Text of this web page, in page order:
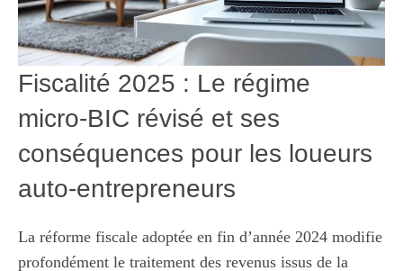
Fiscalité 2025 : Le régime
micro-BIC révisé et ses
conséquences pour les loueurs
auto-entrepreneurs
La réforme fiscale adoptée en fin d’année 2024 modifie
profondément le traitement des revenus issus de la